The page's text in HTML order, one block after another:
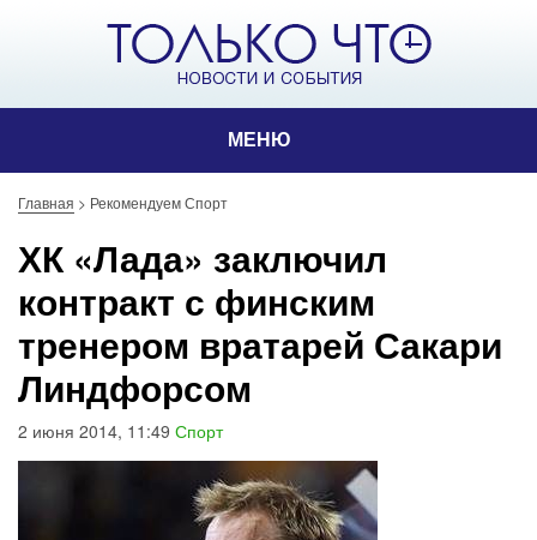
МЕНЮ
Главная > Рекомендуем Спорт
ХК «Лада» заключил
контракт с финским
тренером вратарей Сакари
Линдфорсом
2 июня 2014, 11:49 Спорт